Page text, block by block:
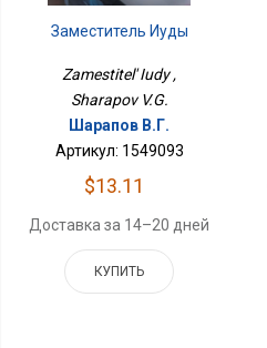
Заместитель Иуды
Zamestitel' Iudy ,
Sharapov V.G.
Шарапов В.Г.
Артикул: 1549093
$13.11
Доставка за 14–20 дней
КУПИТЬ